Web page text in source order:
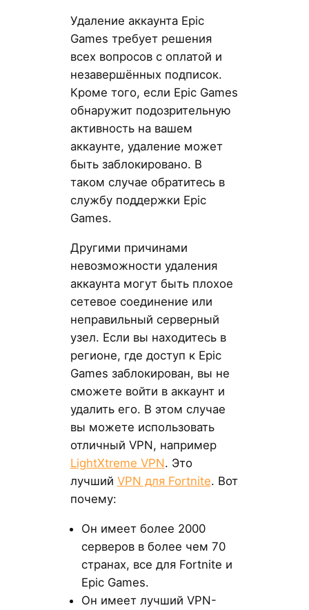
Удаление аккаунта Epic
Games требует решения
всех вопросов с оплатой и
незавершённых подписок.
Кроме того, если Epic Games
обнаружит подозрительную
активность на вашем
аккаунте, удаление может
быть заблокировано. В
таком случае обратитесь в
службу поддержки Epic
Games.
Другими причинами
невозможности удаления
аккаунта могут быть плохое
сетевое соединение или
неправильный серверный
узел. Если вы находитесь в
регионе, где доступ к Epic
Games заблокирован, вы не
сможете войти в аккаунт и
удалить его. В этом случае
вы можете использовать
отличный VPN, например
LightXtreme VPN. Это
лучший VPN для Fortnite. Вот
почему:
Он имеет более 2000
серверов в более чем 70
странах, все для Fortnite и
Epic Games.
Он имеет лучший VPN-